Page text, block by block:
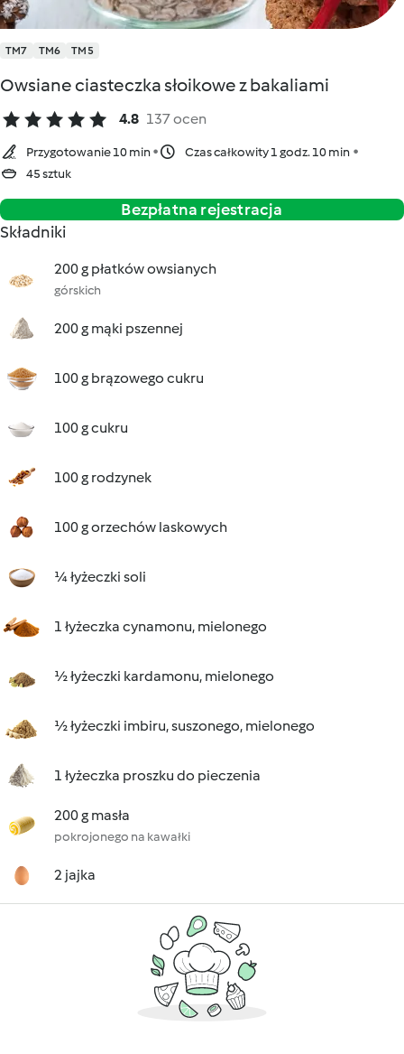
TM7 TM6 TM5
Owsiane ciasteczka słoikowe z bakaliami
4.8 137 ocen
Przygotowanie 10 min
Czas całkowity 1 godz. 10 min
45 sztuk
Bezpłatna rejestracja
Składniki
200 g płatków owsianych
górskich
200 g mąki pszennej
100 g brązowego cukru
100 g cukru
100 g rodzynek
100 g orzechów laskowych
¼ łyżeczki soli
1 łyżeczka cynamonu, mielonego
½ łyżeczki kardamonu, mielonego
½ łyżeczki imbiru, suszonego, mielonego
1 łyżeczka proszku do pieczenia
200 g masła
pokrojonego na kawałki
2 jajka